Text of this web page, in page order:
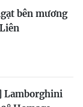
bên mương
Lamborghini